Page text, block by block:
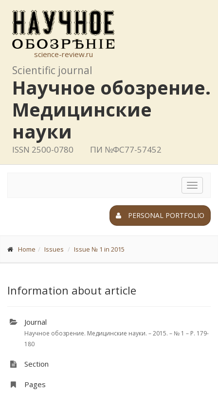
science-review.ru
Scientific journal
Научное обозрение.
Медицинские
науки
ISSN 2500-0780 ПИ №ФС77-57452
Toggle
PERSONAL PORTFOLIO
Home Issues Issue № 1 in 2015
Information about article
Journal
Научное обозрение. Медицинские науки. – 2015. – № 1 – P. 179-
180
Section
Pages